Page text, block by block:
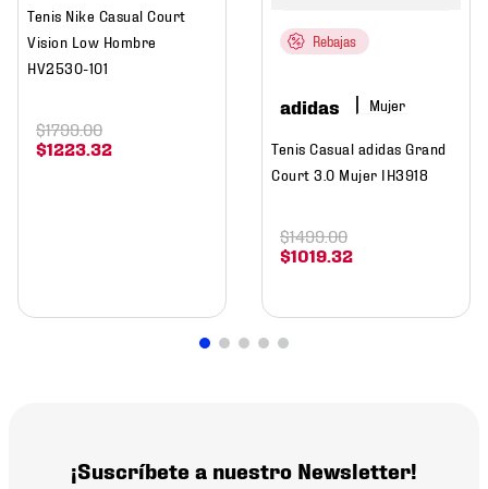
Tenis Nike Casual Court
Vision Low Hombre
HV2530-101
$1223.32
$1799.00
Rebajas
adidas Mujer
Tenis Casual adidas Grand
Court 3.0 Mujer IH3918
$1019.32
$1499.00
¡Suscríbete a nuestro Newsletter!